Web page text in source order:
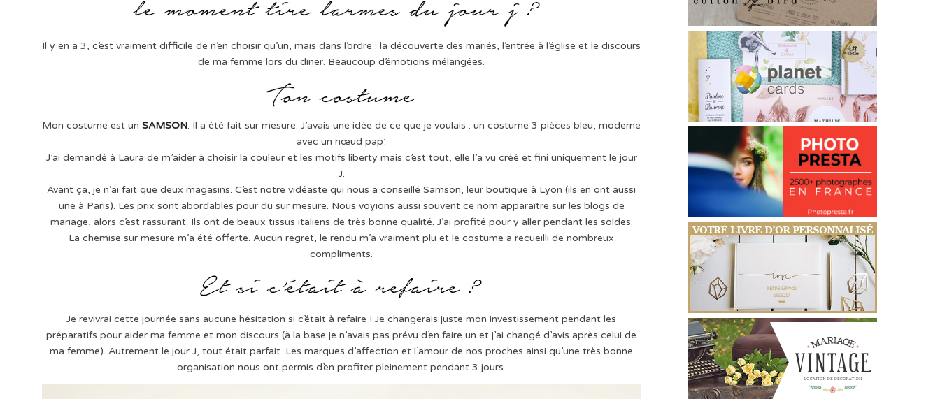
Il y en a 3, c’est vraiment difficile de n’en choisir qu’un, mais dans l’ordre : la découverte des mariés, l’entrée à l’église et le discours
de ma femme lors du dîner. Beaucoup d’émotions mélangées.
Mon costume est unSAMSON. Il a été fait sur mesure. J’avais une idée de ce que je voulais : un costume 3 pièces bleu, moderne
avec un nœud pap’.
J’ai demandé à Laura de m’aider à choisir la couleur et les motifs liberty mais c’est tout, elle l’a vu créé et fini uniquement le jour
J.
Avant ça, je n’ai fait que deux magasins. C’est notre vidéaste qui nous a conseillé Samson, leur boutique à Lyon (ils en ont aussi
une à Paris). Les prix sont abordables pour du sur mesure. Nous voyions aussi souvent ce nom apparaître sur les blogs de
mariage, alors c’est rassurant. Ils ont de beaux tissus italiens de très bonne qualité. J’ai profité pour y aller pendant les soldes.
La chemise sur mesure m’a été offerte. Aucun regret, le rendu m’a vraiment plu et le costume a recueilli de nombreux
compliments.
Je revivrai cette journée sans aucune hésitation si c’était à refaire ! Je changerais juste mon investissement pendant les
préparatifs pour aider ma femme et mon discours (à la base je n’avais pas prévu d’en faire un et j’ai changé d’avis après celui de
ma femme). Autrement le jour J, tout était parfait. Les marques d’affection et l’amour de nos proches ainsi qu’une très bonne
organisation nous ont permis d’en profiter pleinement pendant 3 jours.